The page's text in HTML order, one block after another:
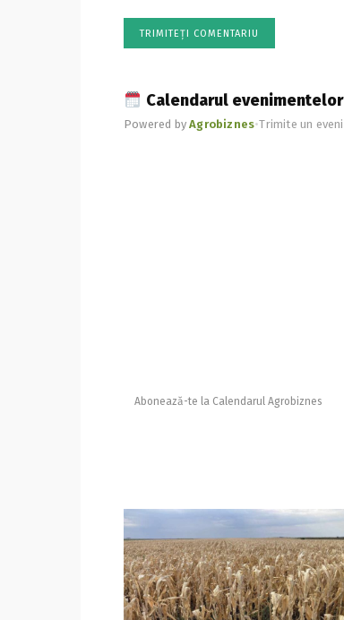
Calendarul
Powered byAgrobiznes•Trimite un
Abonează-te la Calendarul Agrobiznes